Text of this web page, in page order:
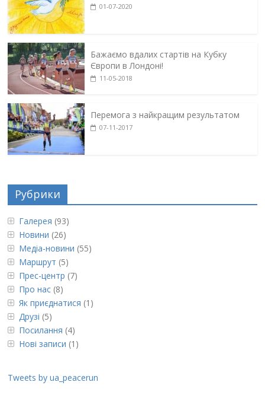
01-07-2020
Бажаємо вдалих стартів на Кубку
Європи в Лондоні!
11-05-2018
Перемога з найкращим результатом
07-11-2017
Рубрики
Галерея (93)
Новини (26)
Медіа-новини (55)
Маршрут (5)
Прес-центр (7)
Про нас (8)
Як приєднатися (1)
Друзі (5)
Посилання (4)
Нові записи (1)
Tweets by ua_peacerun